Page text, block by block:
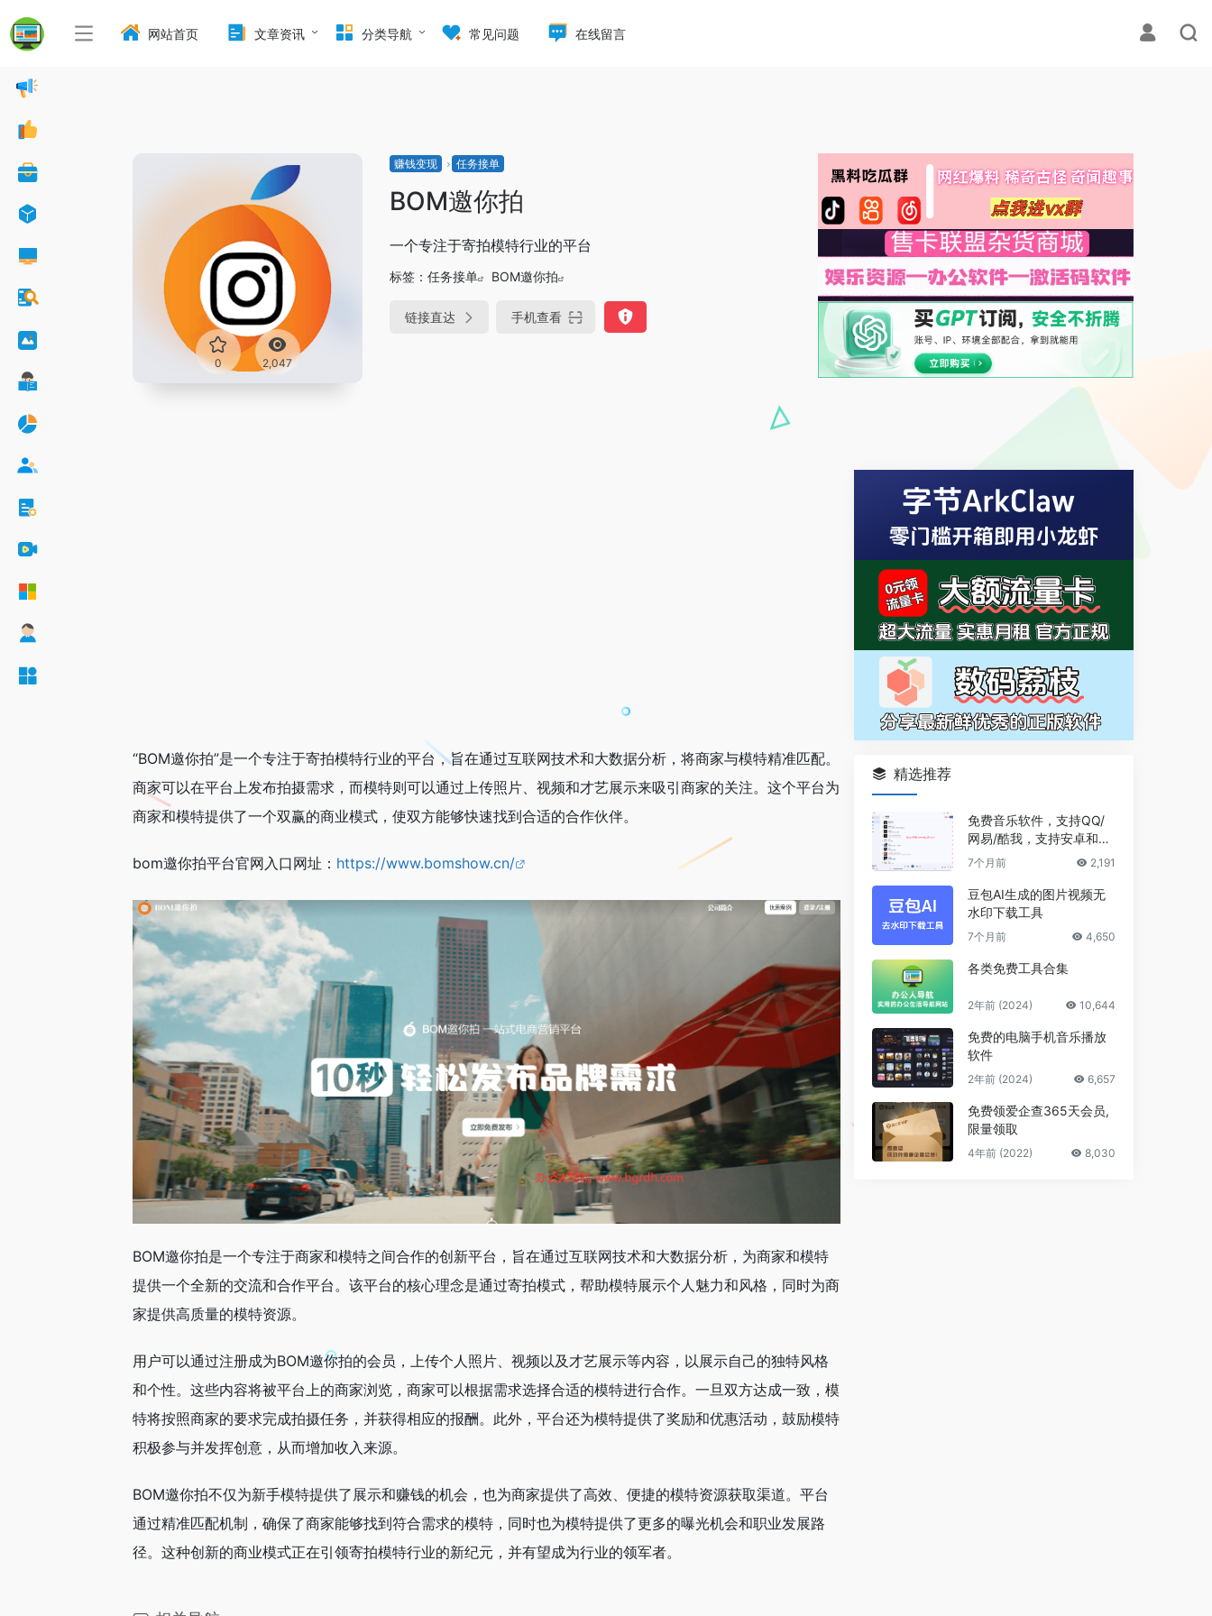
网站首页 文章资讯 分类导航 常见问题 在线留言
0 2,047
赚钱变现 任务接单
BOM邀你拍
一个专注于寄拍模特行业的平台
标签： 任务接单 BOM邀你拍
链接直达 手机查看
“BOM邀你拍”是一个专注于寄拍模特行业的平台，旨在通过互联网技术和大数据分析，将商家与模特精准匹配。
商家可以在平台上发布拍摄需求，而模特则可以通过上传照片、视频和才艺展示来吸引商家的关注。这个平台为
商家和模特提供了一个双赢的商业模式，使双方能够快速找到合适的合作伙伴。
bom邀你拍平台官网入口网址： https://www.bomshow.cn/
BOM邀你拍是一个专注于商家和模特之间合作的创新平台，旨在通过互联网技术和大数据分析，为商家和模特
提供一个全新的交流和合作平台。该平台的核心理念是通过寄拍模式，帮助模特展示个人魅力和风格，同时为商
家提供高质量的模特资源。
用户可以通过注册成为BOM邀你拍的会员，上传个人照片、视频以及才艺展示等内容，以展示自己的独特风格
和个性。这些内容将被平台上的商家浏览，商家可以根据需求选择合适的模特进行合作。一旦双方达成一致，模
特将按照商家的要求完成拍摄任务，并获得相应的报酬。此外，平台还为模特提供了奖励和优惠活动，鼓励模特
积极参与并发挥创意，从而增加收入来源。
BOM邀你拍不仅为新手模特提供了展示和赚钱的机会，也为商家提供了高效、便捷的模特资源获取渠道。平台
通过精准匹配机制，确保了商家能够找到符合需求的模特，同时也为模特提供了更多的曝光机会和职业发展路
径。这种创新的商业模式正在引领寄拍模特行业的新纪元，并有望成为行业的领军者。
精选推荐
免费音乐软件，支持QQ/
网易/酷我，支持安卓和Wi
ndows平台
7个月前 2,191
豆包AI生成的图片视频无
水印下载工具
7个月前 4,650
各类免费工具合集
2年前 (2024) 10,644
免费的电脑手机音乐播放
软件
2年前 (2024) 6,657
免费领爱企查365天会员,
限量领取
4年前 (2022) 8,030